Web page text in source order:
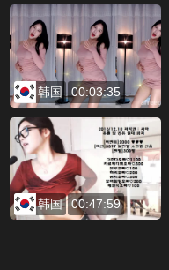
韩国 00:03:35
韩国 00:47:59